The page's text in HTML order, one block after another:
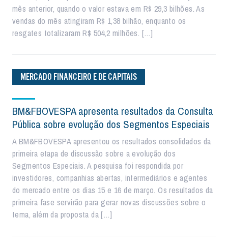
mês anterior, quando o valor estava em R$ 29,3 bilhões. As
vendas do mês atingiram R$ 1,38 bilhão, enquanto os
resgates totalizaram R$ 504,2 milhões. […]
MERCADO FINANCEIRO E DE CAPITAIS
BM&FBOVESPA apresenta resultados da Consulta
Pública sobre evolução dos Segmentos Especiais
A BM&FBOVESPA apresentou os resultados consolidados da
primeira etapa de discussão sobre a evolução dos
Segmentos Especiais. A pesquisa foi respondida por
investidores, companhias abertas, intermediários e agentes
do mercado entre os dias 15 e 16 de março. Os resultados da
primeira fase servirão para gerar novas discussões sobre o
tema, além da proposta da […]